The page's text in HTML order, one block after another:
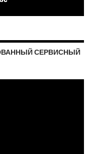
СЕРВИСНЫЙ